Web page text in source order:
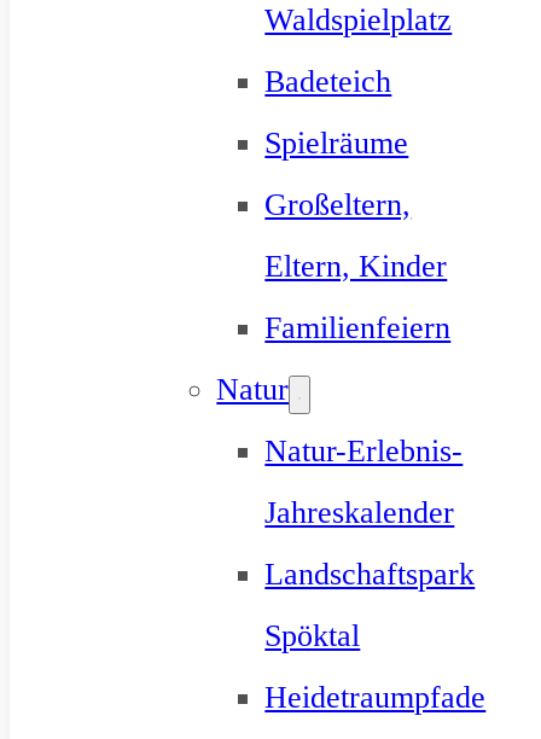
Waldspielplatz
Badeteich
Spielräume
Großeltern,
Eltern, Kinder
Familienfeiern
Natur
Natur-Erlebnis-
Jahreskalender
Landschaftspark
Spöktal
Heidetraumpfade